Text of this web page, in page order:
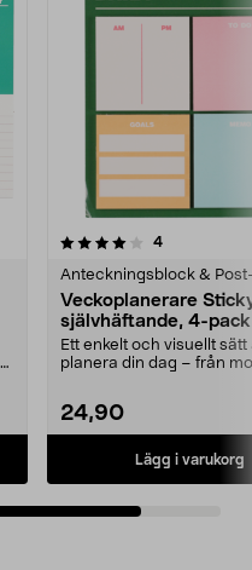
4recensioner
Anteckningsblock &
Veckoplanerare
självhäftande, 4-pack
Ett enkelt och visuellt sätt
planera din dag – från
24,90
Lägg i varukorg